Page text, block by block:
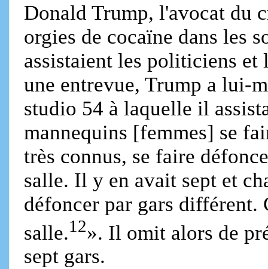
Donald Trump, l'avocat du
orgies de cocaïne dans les
assistaient les politiciens et
une entrevue, Trump a lui-
studio 54 à laquelle il
mannequins [femmes] se
très connus, se faire
salle. Il y en avait sept et
défoncer par gars
salle.12». Il omit alors de
sept gars.